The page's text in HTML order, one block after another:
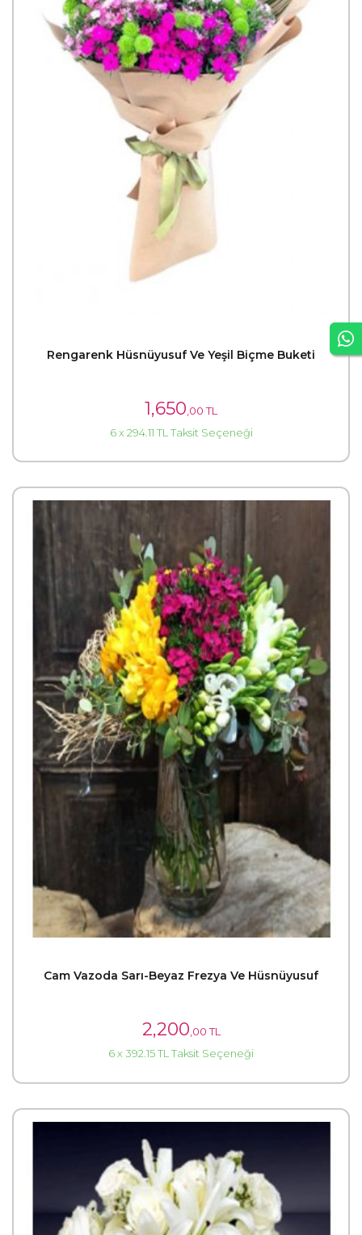
Rengarenk Hüsnüyusuf Ve Yeşil Biçme Buketi
1,650 ,00 TL
6 x 294.11 TL Taksit Seçeneği
Cam Vazoda Sarı-Beyaz Frezya Ve Hüsnüyusuf
2,200 ,00 TL
6 x 392.15 TL Taksit Seçeneği